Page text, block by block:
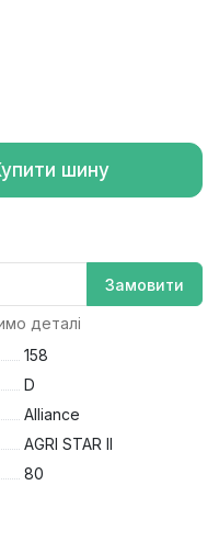
шину
Замовити
деталі
158
D
Alliance
AGRI STAR II
80